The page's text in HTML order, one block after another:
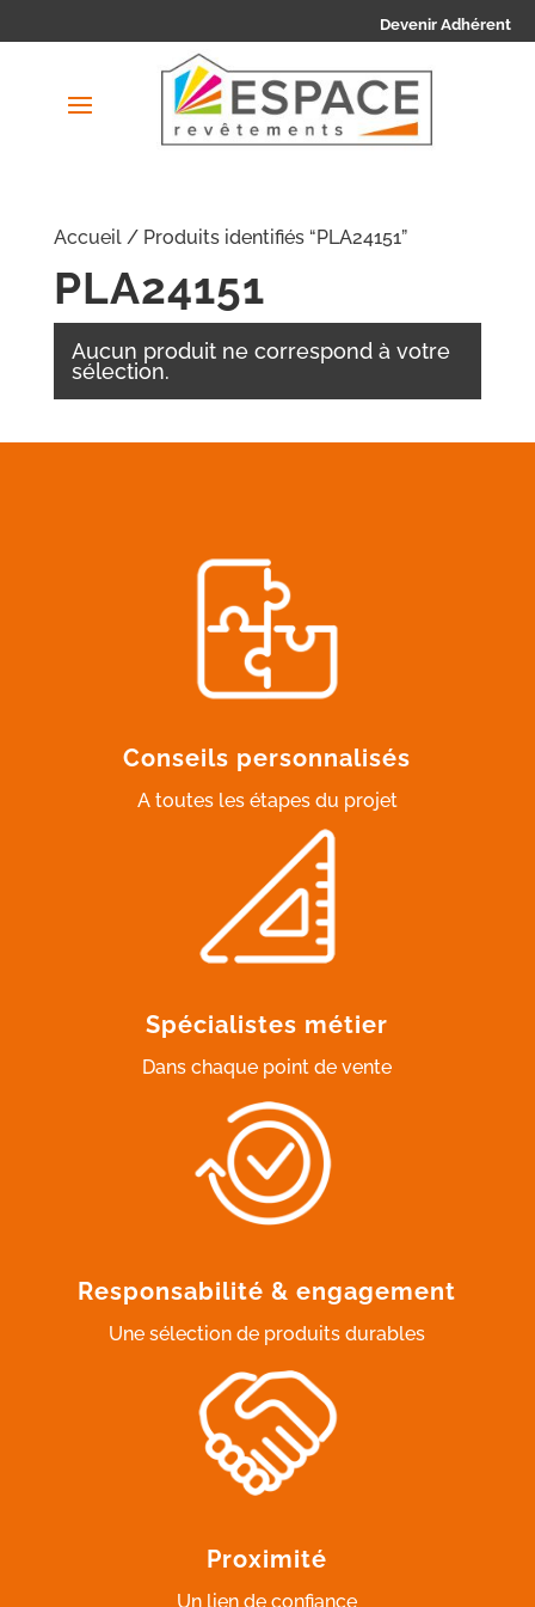
Devenir Adhérent
Accueil/ Produits identifiés “PLA24151”
PLA24151
Aucun produit ne correspond à votre
sélection.
Conseils personnalisés
A toutes les étapes du projet
Spécialistes métier
Dans chaque point de vente
Responsabilité & engagement
Une sélection de produits durables
Proximité
Un lien de confiance